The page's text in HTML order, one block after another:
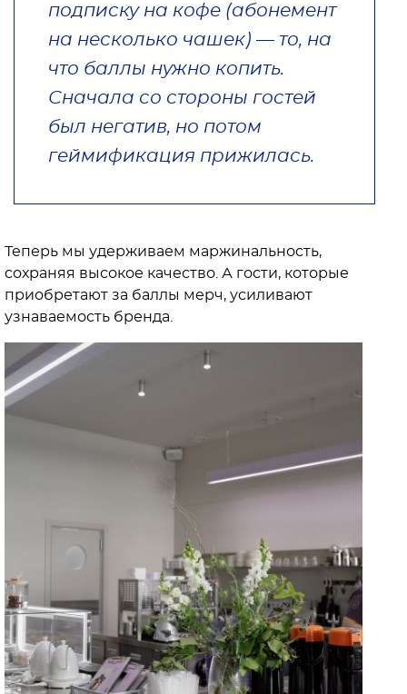
подписку на кофе (абонемент
на несколько чашек) — то, на
что баллы нужно копить.
Сначала со стороны гостей
был негатив, но потом
геймификация прижилась.
Теперь мы удерживаем маржинальность,
сохраняя высокое качество. А гости, которые
приобретают за баллы мерч, усиливают
узнаваемость бренда.